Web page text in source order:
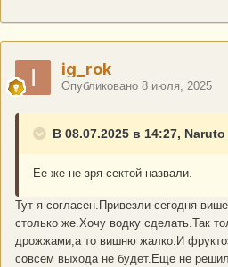
ig_rok
Опубликовано 8 июля, 2025
В 08.07.2025 в 14:27, Naruto
Ее же не зря сектой назвали.
Тут я согласен.Привезли сегодня
столько же.Хочу водку сделать.Так
дрожжами,а то вишню жалко.И
совсем выхода не будет.Еще не